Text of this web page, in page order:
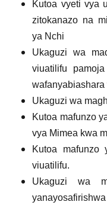
Kutoa vyeti vya
zitokanazo na
ya Nchi
Ukaguzi wa
viuatilifu
Ukaguzi wa
Kutoa mafunzo
vya Mimea kwa
Kutoa mafunzo
viuatilifu.
Ukaguzi wa